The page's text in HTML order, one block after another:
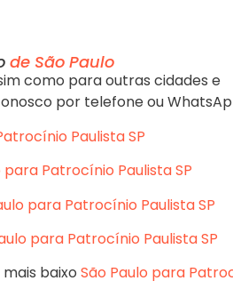
de São Paulo
como para outras cidades e
por telefone ou
Paulista SP
para Patrocínio Paulista SP
para Patrocínio Paulista SP
para Patrocínio Paulista SP
baixo São Paulo para